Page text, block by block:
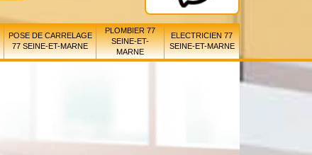
POSE DE CARRELAGE
77 SEINE-ET-MARNE
PLOMBIER 77
SEINE-ET-
MARNE
ELECTRICIEN 77
SEINE-ET-MARNE